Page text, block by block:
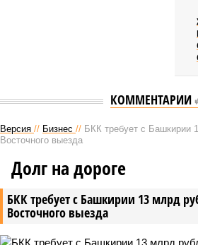
КОММЕНТАРИИ
Версия // Бизнес // БКК требует с Башкирии
Восточного выезда
БКК требует с Башкирии 13 млрд
Восточного выезда
Долг на дороге